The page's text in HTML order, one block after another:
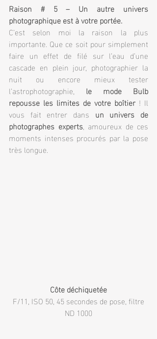
Raison # 5 – Un autre univers
photographique est à votre portée.
C’est selon moi la raison la plus
importante. Que ce soit pour simplement
faire un effet de filé sur l’eau d’une
cascade en plein jour, photographier la
nuit ou encore mieux tester
l’astrophotographie, le mode Bulb
repousse les limites de votre boîtier ! Il
vous fait entrer dans un univers de
photographes experts, amoureux de ces
moments intenses procurés par la pose
très longue.
Côte déchiquetée
ND 1000